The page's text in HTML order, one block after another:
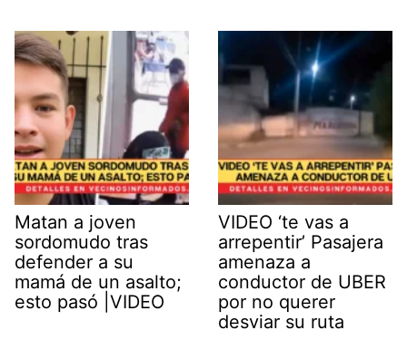
Matan a joven
sordomudo tras
defender a su
mamá de un asalto;
esto pasó |VIDEO
VIDEO ‘te vas a
arrepentir’ Pasajera
amenaza a
conductor de UBER
por no querer
desviar su ruta